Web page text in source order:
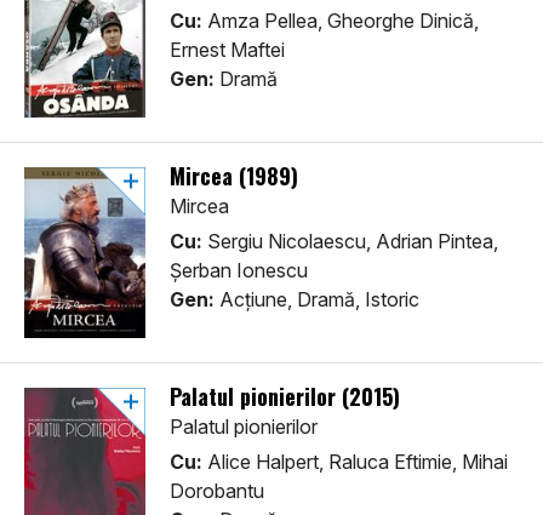
Cu: Amza Pellea, Gheorghe Dinică,
Ernest Maftei
Gen: Dramă
Mircea (1989)
Mircea
Cu: Sergiu Nicolaescu, Adrian Pintea,
Șerban Ionescu
Gen: Acţiune, Dramă, Istoric
Palatul pionierilor (2015)
Palatul pionierilor
Cu: Alice Halpert, Raluca Eftimie, Mihai
Dorobantu